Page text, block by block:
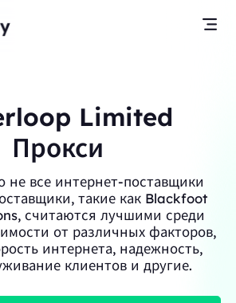
Limited
Прокси
не все интернет-поставщики
такие как Blackfoot
считаются лучшими среди
от различных факторов,
интернета, надежность,
клиентов и другие.